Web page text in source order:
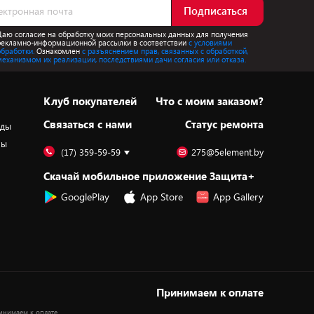
Подписаться
согласие на обработку моих персональных данных для получения
информационной рассылки в соответствиис условиями
Ознакомлен с разъяснением прав, связанных с обработкой,
их реализации, последствиями дачи согласия или отказа.
Клуб покупателей
Cвязаться с нами
Что с моим заказом?
Статус ремонта
(17) 359-59-59 275@5element.by
Скачай мобильное приложение Защита+
GooglePlay App Store App Gallery
Принимаем к оплате